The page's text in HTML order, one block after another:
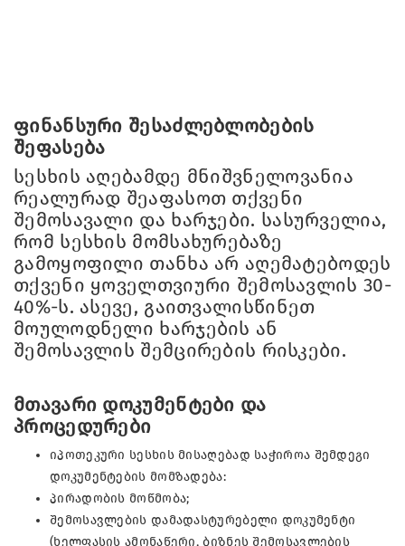
ფინანსური შესაძლებლობების
შეფასება
სესხის აღებამდე მნიშვნელოვანია
რეალურად შეაფასოთ თქვენი
შემოსავალი და ხარჯები. სასურველია,
რომ სესხის მომსახურებაზე
გამოყოფილი თანხა არ აღემატებოდეს
თქვენი ყოველთვიური შემოსავლის 30-
40%-ს. ასევე, გაითვალისწინეთ
მოულოდნელი ხარჯების ან
შემოსავლის შემცირების რისკები.
მთავარი დოკუმენტები და
პროცედურები
იპოთეკური სესხის მისაღებად საჭიროა შემდეგი
დოკუმენტების მომზადება:
პირადობის მოწმობა;
შემოსავლების დამადასტურებელი დოკუმენტი
(ხელფასის ამონაწერი, ბიზნეს შემოსავლების